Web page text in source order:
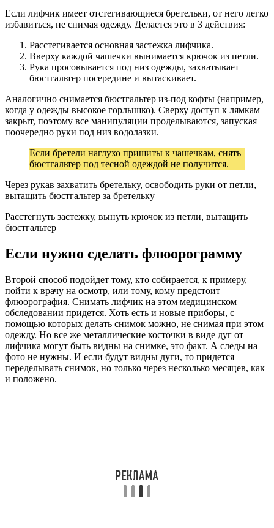
Если лифчик имеет отстегивающиеся бретельки, от него легко
избавиться, не снимая одежду. Делается это в 3 действия:
Расстегивается основная застежка лифчика.
Вверху каждой чашечки вынимается крючок из петли.
Рука просовывается под низ одежды, захватывает
бюстгальтер посередине и вытаскивает.
Аналогично снимается бюстгальтер из-под кофты (например,
когда у одежды высокое горлышко). Сверху доступ к лямкам
закрыт, поэтому все манипуляции проделываются, запуская
поочередно руки под низ водолазки.
Если бретели наглухо пришиты к чашечкам, снять
бюстгальтер под тесной одеждой не получится.
Через рукав захватить бретельку, освободить руки от петли,
вытащить бюстгальтер за бретельку
Расстегнуть застежку, вынуть крючок из петли, вытащить
бюстгальтер
Если нужно сделать флюорограмму
Второй способ подойдет тому, кто собирается, к примеру,
пойти к врачу на осмотр, или тому, кому предстоит
флюорография. Снимать лифчик на этом медицинском
обследовании придется. Хоть есть и новые приборы, с
помощью которых делать снимок можно, не снимая при этом
одежду. Но все же металлические косточки в виде дуг от
лифчика могут быть видны на снимке, это факт. А следы на
фото не нужны. И если будут видны дуги, то придется
переделывать снимок, но только через несколько месяцев, как
и положено.